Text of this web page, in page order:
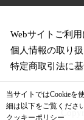
Webサイトご利
個人情報の取り
特定商取引法に
当サイトではCookieを
細は以下をご覧ください
クッキーポリシー